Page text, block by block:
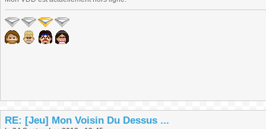
RE: [Jeu] Mon Voisin Du Dessus ...